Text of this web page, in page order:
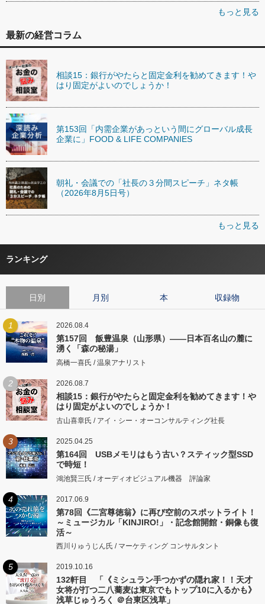
もっと見る
最新の経営コラム
相談15：銀行がやたらと固定金利を勧めてきます！や
はり固定がよいのでしょうか！
第153回「内需企業があっという間にグローバル成長
企業に」FOOD & LIFE COMPANIES
朝礼・会議での「社長の３分間スピーチ」ネタ帳
（2026年8月5日号）
もっと見る
ランキング
日別 月別 本 収録物
1 2026.08.4
第157回 飯豊温泉（山形県）――日本百名山の麓に
湧く「森の秘湯」
高橋一喜氏 / 温泉アナリスト
2 2026.08.7
相談15：銀行がやたらと固定金利を勧めてきます！や
はり固定がよいのでしょうか！
古山喜章氏 / アイ・シー・オーコンサルティング社長
3 2025.04.25
第164回 USBメモリはもう古い？スティック型SSD
で時短！
鴻池賢三氏 / オーディオビジュアル機器 評論家
4 2017.06.9
第78回《二宮尊徳翁》に再び空前のスポットライト！
～ミュージカル「KINJIRO!」・記念館開館・銅像も復
活～
西川りゅうじん氏 / マーケティング コンサルタント
5 2019.10.16
132軒目 「《ミシュラン手つかずの隠れ家！！天才
女将が打つ二八蕎麦は東京でもトップ10に入るかも》
浅草じゅうろく ＠台東区浅草」